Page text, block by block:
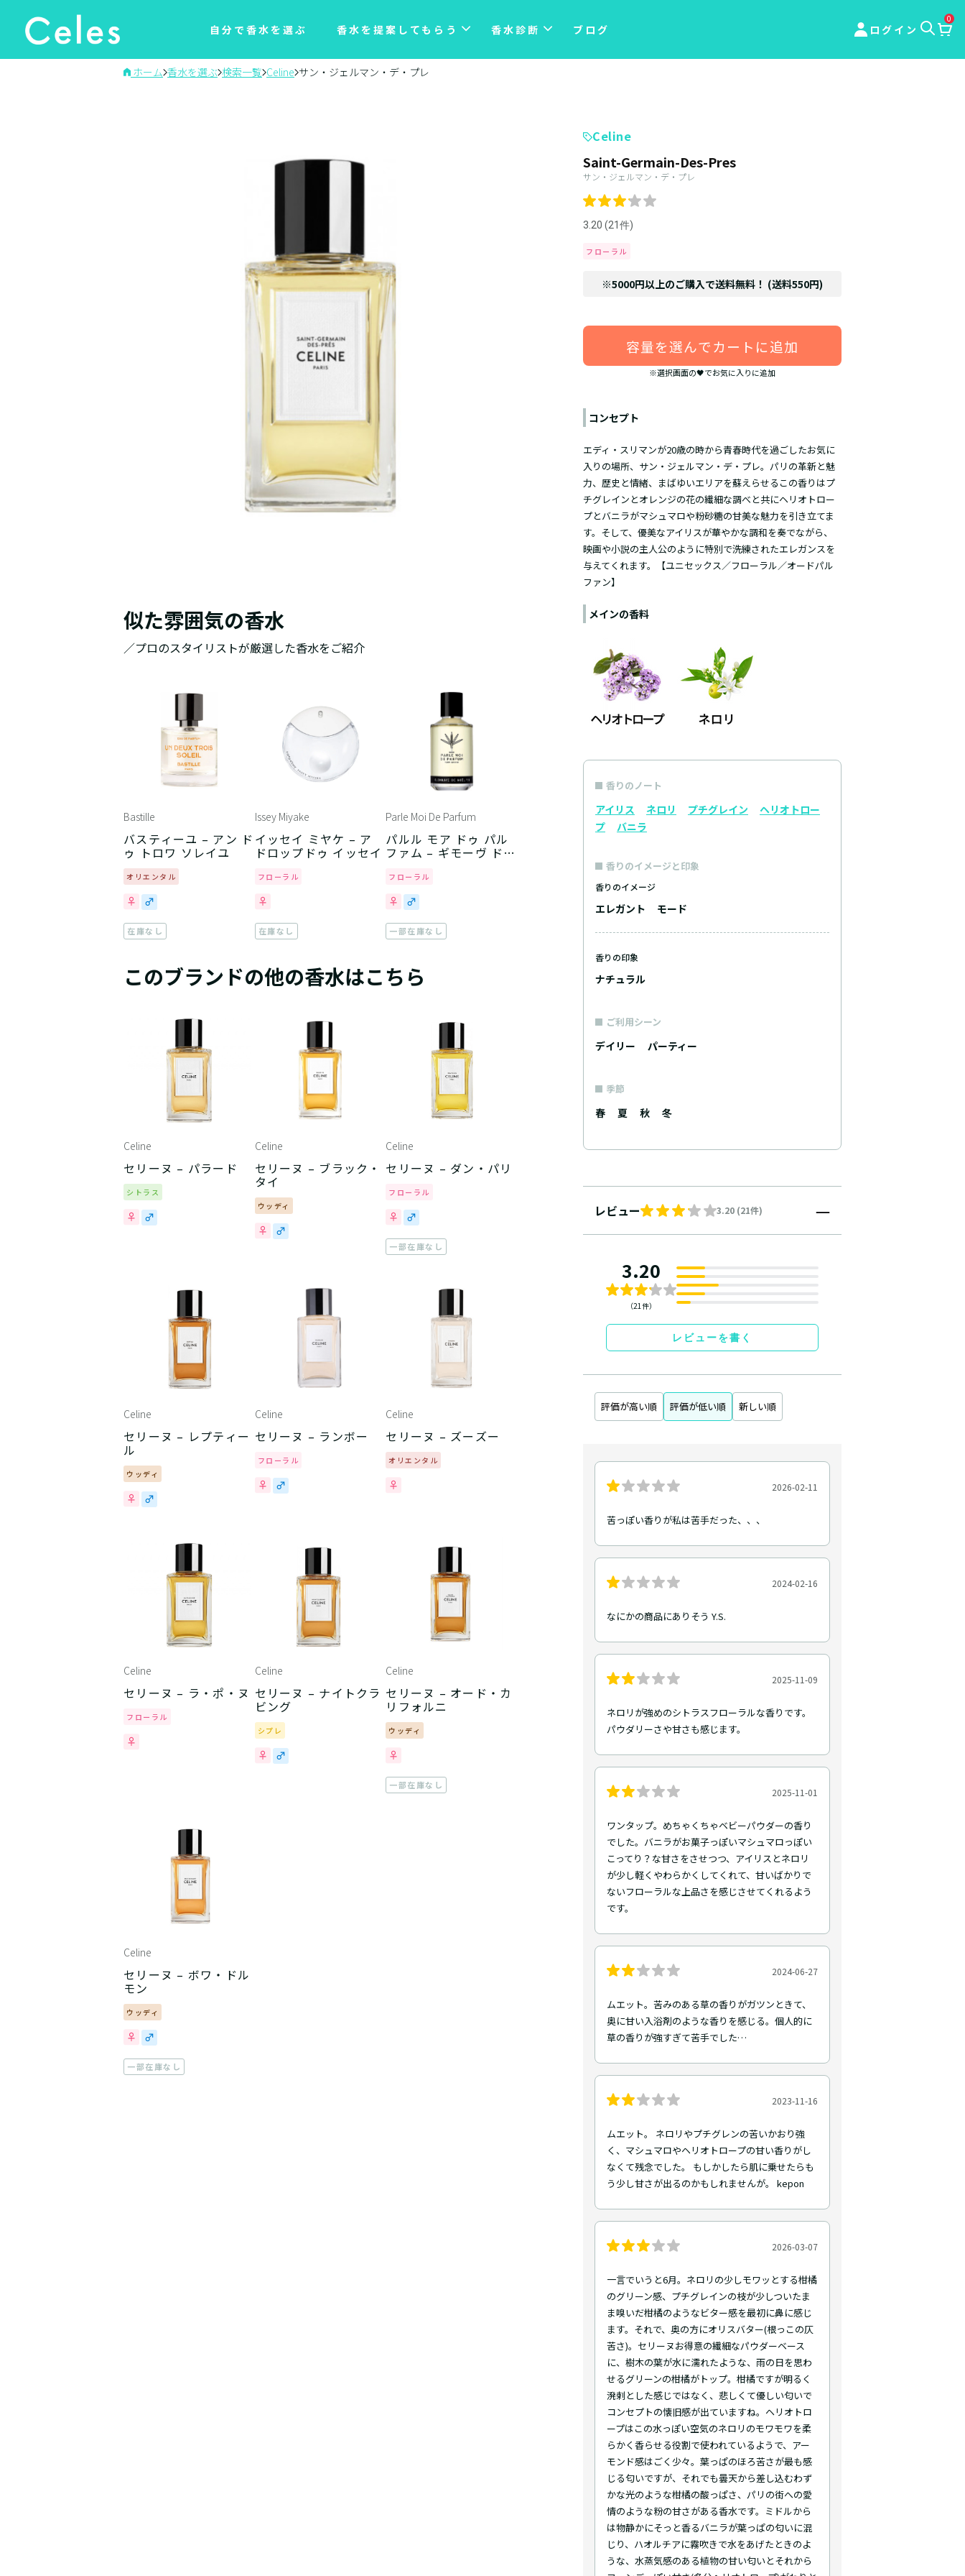
自分で香水を選ぶ 香水を提案してもらう 香水診断 ブログ ログイン
0
ホーム 香水を選ぶ 検索一覧 Celine サン・ジェルマン・デ・プレ
Celine
Saint-Germain-Des-Pres
サン・ジェルマン・デ・プレ
3.20 (21件)
フローラル
※5000円以上のご購入で送料無料！ (送料550円)
容量を選んでカートに追加
※選択画面の🖤でお気に入りに追加
コンセプト
エディ・スリマンが20歳の時から青春時代を過ごしたお気に
入りの場所、サン・ジェルマン・デ・プレ。パリの革新と魅
力、歴史と情緒、まばゆいエリアを蘇えらせるこの香りはプ
チグレインとオレンジの花の繊細な調べと共にヘリオトロー
プとバニラがマシュマロや粉砂糖の甘美な魅力を引き立てま
す。そして、優美なアイリスが華やかな調和を奏でながら、
映画や小説の主人公のように特別で洗練されたエレガンスを
与えてくれます。【ユニセックス／フローラル／オードパル
ファン】
メインの香料
香りのノート
アイリス ネロリ プチグレイン
ヘリオトロー
プ
バニラ
香りのイメージと印象
香りのイメージ
エレガント モード
香りの印象
ナチュラル
ご利用シーン
デイリー パーティー
季節
春 夏 秋 冬
レビュー 3.20 (21件)
3.20
（21件）
レビューを書く
評価が高い順 評価が低い順 新しい順
2026-02-11
苦っぽい香りが私は苦手だった、、、
2024-02-16
なにかの商品にありそう Y.S.
2025-11-09
ネロリが強めのシトラスフローラルな香りです。
パウダリーさや甘さも感じます。
2025-11-01
ワンタップ。めちゃくちゃベビーパウダーの香り
でした。バニラがお菓子っぽいマシュマロっぽい
こってり？な甘さをさせつつ、アイリスとネロリ
が少し軽くやわらかくしてくれて、甘いばかりで
ないフローラルな上品さを感じさせてくれるよう
です。
2024-06-27
ムエット。苦みのある草の香りがガツンときて、
奥に甘い入浴剤のような香りを感じる。個人的に
草の香りが強すぎて苦手でした…
2023-11-16
ムエット。 ネロリやプチグレンの苦いかおり強
く、マシュマロやヘリオトロープの甘い香りがし
なくて残念でした。 もしかしたら肌に乗せたらも
う少し甘さが出るのかもしれませんが。 kepon
2026-03-07
一言でいうと6月。ネロリの少しモワッとする柑橘
のグリーン感、プチグレインの枝が少しついたま
ま嗅いだ柑橘のようなビター感を最初に鼻に感じ
ます。それで、奥の方にオリスバター(根っこの仄
苦さ)。セリーヌお得意の繊細なパウダーベース
に、樹木の葉が水に濡れたような、雨の日を思わ
せるグリーンの柑橘がトップ。柑橘ですが明るく
溌剌とした感じではなく、悲しくて優しい匂いで
コンセプトの懐旧感が出ていますね。ヘリオトロ
ープはこの水っぽい空気のネロリのモワモワを柔
らかく香らせる役割で使われているようで、アー
モンド感はごく少々。葉っぱのほろ苦さが最も感
じる匂いですが、それでも曇天から差し込むわず
かな光のような柑橘の酸っぱさ、パリの街への愛
情のような粉の甘さがある香水です。ミドルから
は物静かにそっと香るバニラが葉っぱの匂いに混
じり、ハオルチアに霧吹きで水をあげたときのよ
うな、水蒸気感のある植物の甘い匂いとそれから
似た雰囲気の香水
／プロのスタイリストが厳選した香水をご紹介
Bastille
バスティーユ – アン ド
ゥ トロワ ソレイユ
オリエンタル
在庫なし
Issey Miyake
イッセイ ミヤケ – ア
ドロップドゥ イッセイ
フローラル
在庫なし
Parle Moi De Parfum
パルル モア ドゥ パル
ファム – ギモーヴ ドゥ
フローラル
一部在庫なし
このブランドの他の香水はこちら
Celine
セリーヌ – パラード
シトラス
Celine
セリーヌ – ブラック・
タイ
ウッディ
Celine
セリーヌ – ダン・パリ
フローラル
一部在庫なし
Celine
セリーヌ – レプティー
ル
ウッディ
Celine
セリーヌ – ランボー
フローラル
Celine
セリーヌ – ズーズー
オリエンタル
Celine
セリーヌ – ラ・ポ・ヌ
フローラル
Celine
セリーヌ – ナイトクラ
ビング
シプレ
Celine
セリーヌ – オード・カ
リフォルニ
ウッディ
一部在庫なし
Celine
セリーヌ – ボワ・ドル
モン
ウッディ
一部在庫なし